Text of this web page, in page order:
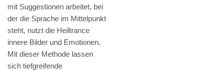
mit Suggestionen arbeitet, bei
der die Sprache im Mittelpunkt
steht, nutzt die Heiltrance
innere Bilder und Emotionen.
Mit dieser Methode lassen
sich tiefgreifende